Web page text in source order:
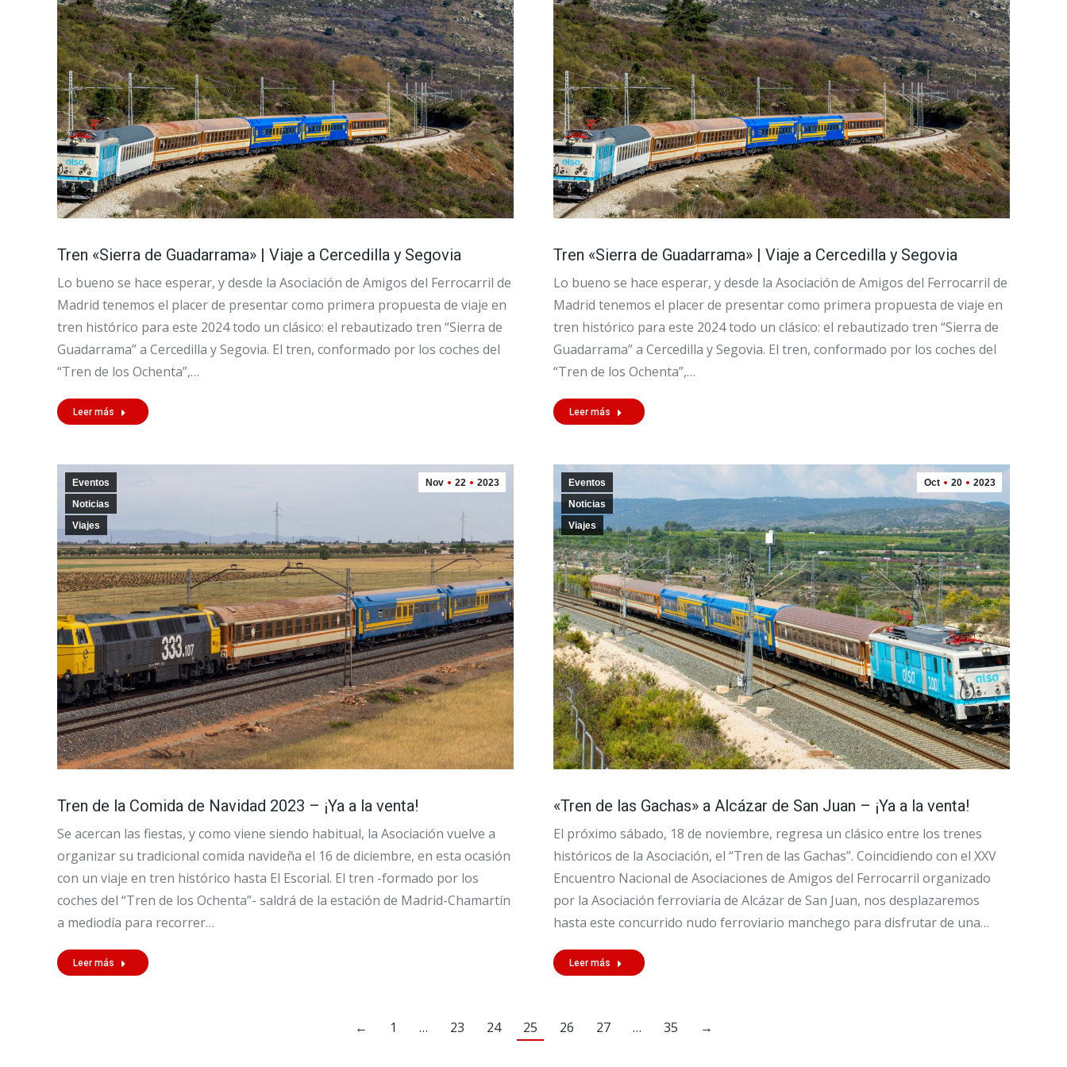
Tren «Sierra de Guadarrama» | Viaje a Cercedilla y Segovia
Lo bueno se hace esperar, y desde la Asociación de Amigos del Ferrocarril de
Madrid tenemos el placer de presentar como primera propuesta de viaje en
tren histórico para este 2024 todo un clásico: el rebautizado tren “Sierra de
Guadarrama” a Cercedilla y Segovia. El tren, conformado por los coches del
“Tren de los Ochenta”,…
Leer más
Tren «Sierra de Guadarrama» | Viaje a Cercedilla y Segovia
Lo bueno se hace esperar, y desde la Asociación de Amigos del Ferrocarril de
Madrid tenemos el placer de presentar como primera propuesta de viaje en
tren histórico para este 2024 todo un clásico: el rebautizado tren “Sierra de
Guadarrama” a Cercedilla y Segovia. El tren, conformado por los coches del
“Tren de los Ochenta”,…
Leer más
Nov 22 2023
Eventos
Noticias
Viajes
Tren de la Comida de Navidad 2023 – ¡Ya a la venta!
Se acercan las fiestas, y como viene siendo habitual, la Asociación vuelve a
organizar su tradicional comida navideña el 16 de diciembre, en esta ocasión
con un viaje en tren histórico hasta El Escorial. El tren -formado por los
coches del “Tren de los Ochenta”- saldrá de la estación de Madrid-Chamartín
a mediodía para recorrer…
Leer más
Oct 20 2023
Eventos
Noticias
Viajes
«Tren de las Gachas» a Alcázar de San Juan – ¡Ya a la venta!
El próximo sábado, 18 de noviembre, regresa un clásico entre los trenes
históricos de la Asociación, el “Tren de las Gachas”. Coincidiendo con el XXV
Encuentro Nacional de Asociaciones de Amigos del Ferrocarril organizado
por la Asociación ferroviaria de Alcázar de San Juan, nos desplazaremos
hasta este concurrido nudo ferroviario manchego para disfrutar de una…
Leer más
← 1 … 23 24 25 26 27 … 35 →